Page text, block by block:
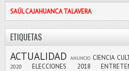
SAÚL CAJAHUANCA TALAVERA
ETIQUETAS
ACTUALIDAD ANUNCIO CIENCIA
2020
ELECCIONES 2018